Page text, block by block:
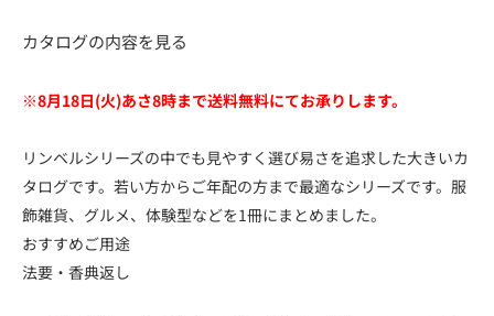
カタログの内容を見る
※8月18日(火)あさ8時まで送料無料にてお承りします。
リンベルシリーズの中でも見やすく選び易さを追求した大きいカ
タログです。若い方からご年配の方まで最適なシリーズです。服
飾雑貨、グルメ、体験型などを1冊にまとめました。
おすすめご用途
法要・香典返し